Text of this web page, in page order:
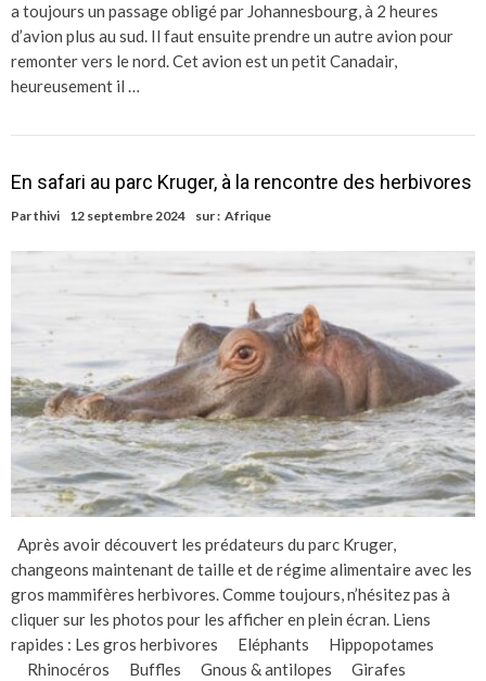
a toujours un passage obligé par Johannesbourg, à 2 heures
d’avion plus au sud. Il faut ensuite prendre un autre avion pour
remonter vers le nord. Cet avion est un petit Canadair,
heureusement il …
En safari au parc Kruger, à la rencontre des herbivores
Parthivi 12 septembre 2024 sur : Afrique
Après avoir découvert les prédateurs du parc Kruger,
changeons maintenant de taille et de régime alimentaire avec les
gros mammifères herbivores. Comme toujours, n’hésitez pas à
cliquer sur les photos pour les afficher en plein écran. Liens
rapides : Les gros herbivores Eléphants Hippopotames
Rhinocéros Buffles Gnous & antilopes Girafes